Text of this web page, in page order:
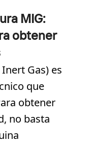
MIG:
obtener
Gas) es
que
obtener
no basta